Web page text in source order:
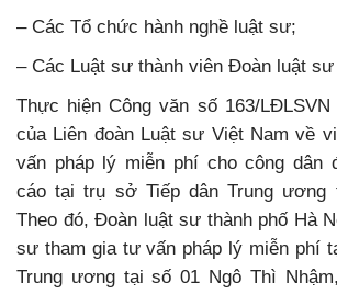
– Các Tổ chức hành nghề luật sư;
– Các Luật sư thành viên Đoàn luật sư
Thực hiện Công văn số 163/LĐLSVN
của Liên đoàn Luật sư Việt Nam về
vấn pháp lý miễn phí cho công dân
cáo tại trụ sở Tiếp dân Trung ương
Theo đó, Đoàn luật sư thành phố Hà
sư tham gia tư vấn pháp lý miễn phí
Trung ương tại số 01 Ngô Thì